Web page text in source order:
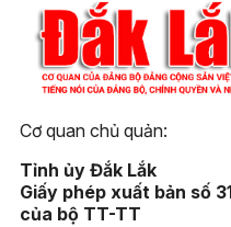
Cơ quan chủ quản:
Tỉnh ủy Đắk Lắk
Giấy phép xuất bản số
của bộ TT-TT